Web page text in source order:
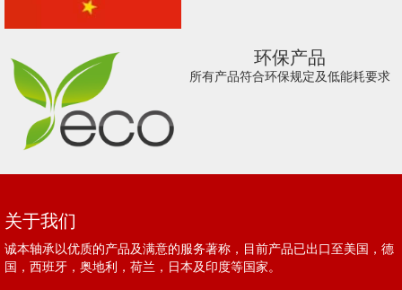
环保产品
所有产品符合环保规定及低能耗要求
关于我们
诚本轴承以优质的产品及满意的服务著称，目前产品已出口至美国，德
国，西班牙，奥地利，荷兰，日本及印度等国家。